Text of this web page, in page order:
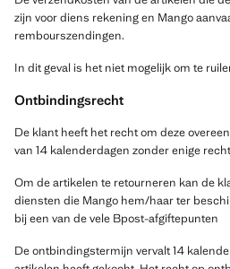
zijn voor diens rekening en Mango
rembourszendingen.
In dit geval is het niet mogelijk om te
Ontbindingsrecht
De klant heeft het recht om deze
van 14 kalenderdagen zonder enige
Om de artikelen te retourneren kan de
diensten die Mango hem/haar ter
bij een van de vele Bpost-afgiftepunten
De ontbindingstermijn vervalt 14